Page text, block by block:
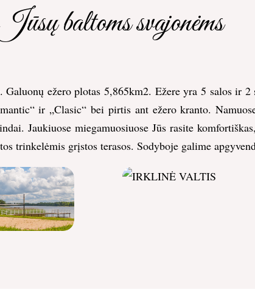
baltoms svajonėms
ežero plotas 5,865km2. Ežere yra 5 salos ir
ir „Clasic“ bei pirtis ant ežero kranto.
Jaukiuose miegamuosiuose Jūs rasite
trinkelėmis grįstos terasos. Sodyboje galime